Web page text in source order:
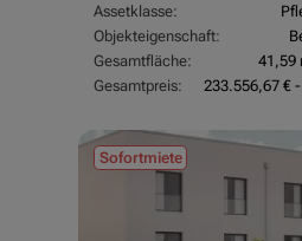
Assetklasse:
Objekteigenschaft:
Gesamtfläche:
41,59
Gesamtpreis:
233.556,67 €
Sofortmiete